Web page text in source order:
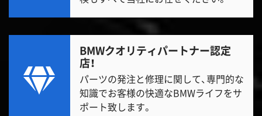
BMWクオリティパートナー認定
店！
パーツの発注と修理に関して、専門的な
知識でお客様の快適なBMWライフをサ
ポート致します。